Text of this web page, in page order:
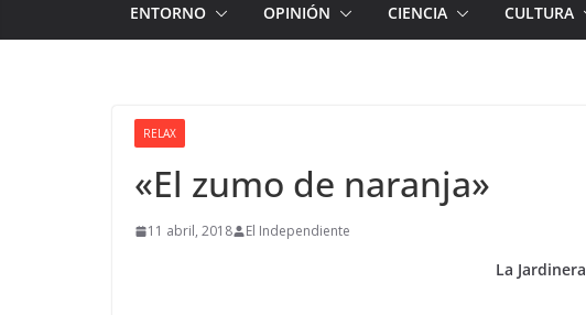
ENTORNO OPINIÓN CIENCIA CULTURA
RELAX
«El zumo de naranja»
11 abril, 2018 El Independiente
La Jardinera